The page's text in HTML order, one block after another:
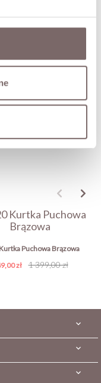
Puchowa Brązowa
zł
Cena
1 399,00 zł


